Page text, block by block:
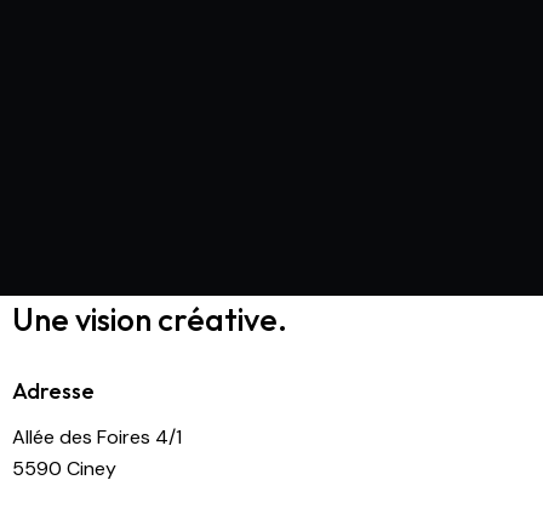
Une vision créative.
Adresse
Allée des Foires 4/1
5590 Ciney